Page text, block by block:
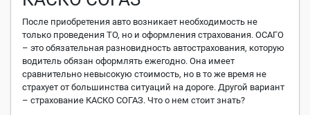
После приобретения авто возникает необходимость не
только проведения ТО, но и оформления страхования. ОСАГО
– это обязательная разновидность автострахования, которую
водитель обязан оформлять ежегодно. Она имеет
сравнительно невысокую стоимость, но в то же время не
страхует от большинства ситуаций на дороге. Другой вариант
– страхование КАСКО СОГАЗ. Что о нем стоит знать?